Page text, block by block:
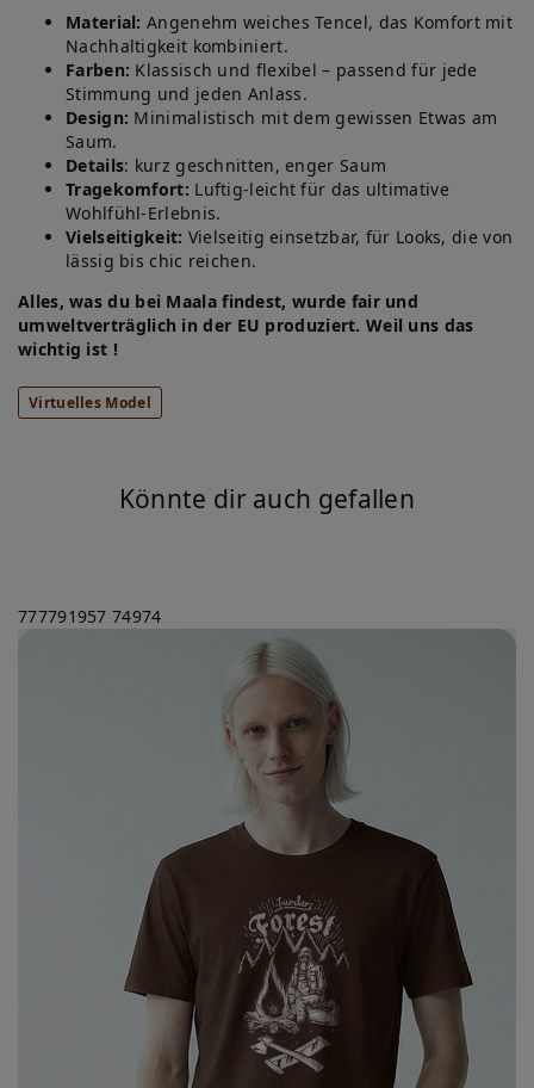
Material: Angenehm weiches Tencel, das Komfort mit
Nachhaltigkeit kombiniert.
Farben: Klassisch und flexibel – passend für jede
Stimmung und jeden Anlass.
Design: Minimalistisch mit dem gewissen Etwas am
Saum.
Details: kurz geschnitten, enger Saum
Tragekomfort: Luftig-leicht für das ultimative
Wohlfühl-Erlebnis.
Vielseitigkeit: Vielseitig einsetzbar, für Looks, die von
lässig bis chic reichen.
Alles, was du bei Maala findest, wurde fair und
umweltverträglich in der EU produziert. Weil uns das
wichtig ist !
Virtuelles Model
Könnte dir auch gefallen
777791957 74974